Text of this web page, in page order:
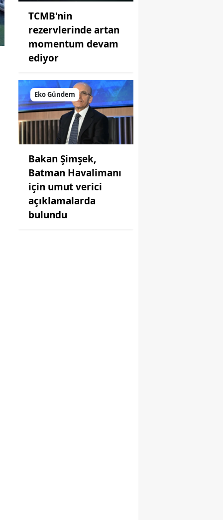
TCMB'nin
rezervlerinde artan
momentum devam
ediyor
Eko Gündem
Bakan Şimşek,
Batman Havalimanı
için umut verici
açıklamalarda
bulundu